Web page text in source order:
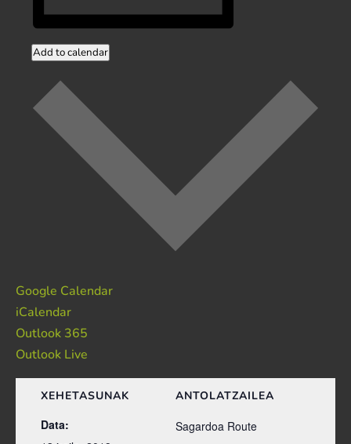
Add to calendar
Google Calendar
iCalendar
Outlook 365
Outlook Live
XEHETASUNAK
Data:
ANTOLATZAILEA
Sagardoa Route